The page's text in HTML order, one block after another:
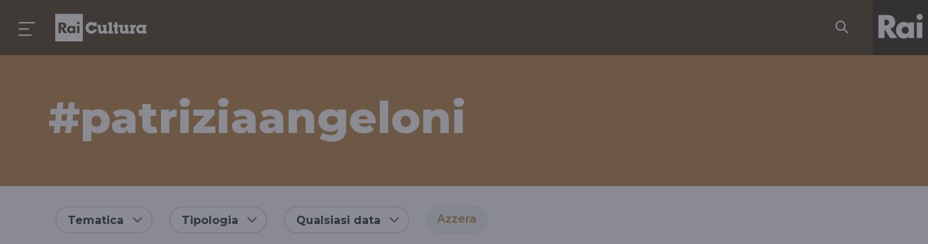
#patriziaangeloni
Tematica Tipologia Qualsiasi data Azzera